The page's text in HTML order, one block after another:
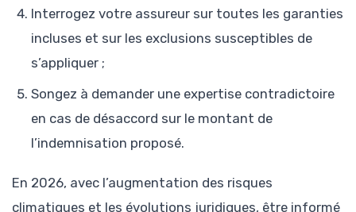
Interrogez votre assureur sur toutes les garanties
incluses et sur les exclusions susceptibles de
s’appliquer ;
Songez à demander une expertise contradictoire
en cas de désaccord sur le montant de
l’indemnisation proposé.
En 2026, avec l’augmentation des risques
climatiques et les évolutions juridiques, être informé